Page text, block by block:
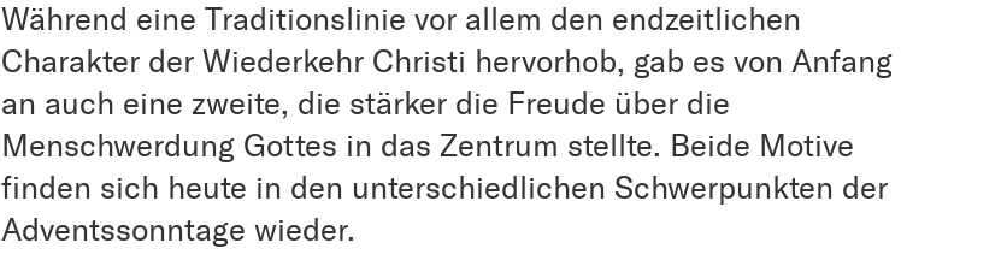
Während eine Traditionslinie vor allem den endzeitlichen
Charakter der Wiederkehr Christi hervorhob, gab es von Anfang
an auch eine zweite, die stärker die Freude über die
Menschwerdung Gottes in das Zentrum stellte. Beide Motive
finden sich heute in den unterschiedlichen Schwerpunkten der
Adventssonntage wieder.